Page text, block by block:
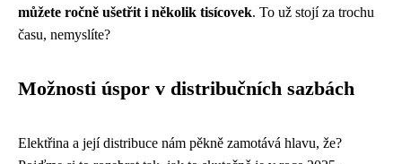
můžete ročně ušetřit i několik tisícovek. To už stojí za trochu
času, nemyslíte?
Možnosti úspor v distribučních sazbách
Elektřina a její distribuce nám pěkně zamotává hlavu, že?